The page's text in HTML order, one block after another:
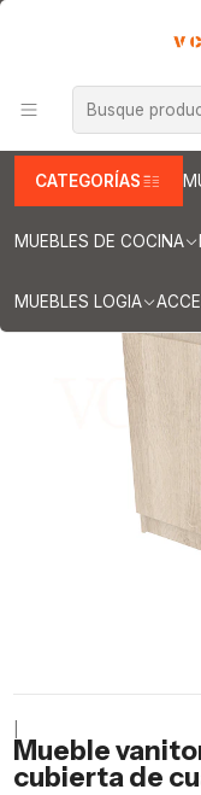
CATEGORÍAS
MUEBLES DE COCINA
MUEBLES LOGIA
Muebles
Muebles
Mueble vanitorio al
Mueble
cubierta de